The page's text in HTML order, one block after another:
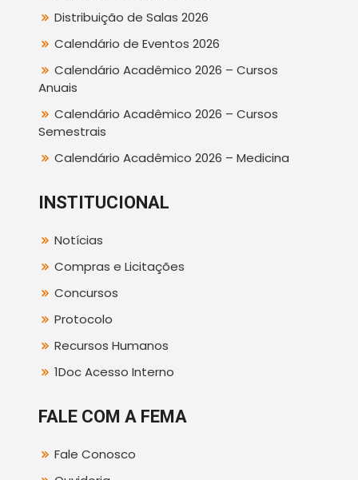
Distribuição de Salas 2026
Calendário de Eventos 2026
Calendário Acadêmico 2026 – Cursos
Anuais
Calendário Acadêmico 2026 – Cursos
Semestrais
Calendário Acadêmico 2026 – Medicina
INSTITUCIONAL
Notícias
Compras e Licitações
Concursos
Protocolo
Recursos Humanos
1Doc Acesso Interno
FALE COM A FEMA
Fale Conosco